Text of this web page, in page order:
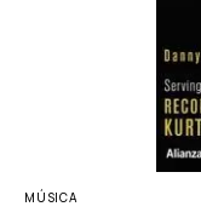
MÚSICA